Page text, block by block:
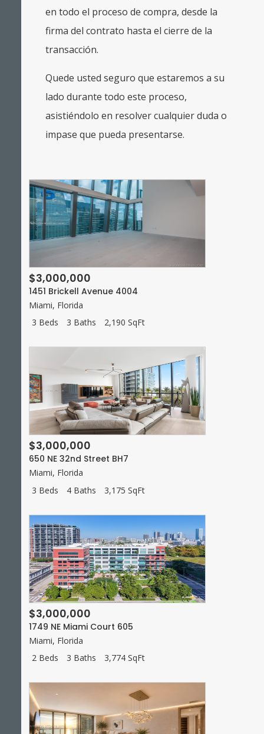
en todo el proceso de compra, desde la
firma del contrato hasta el cierre de la
transacción.
Quede usted seguro que estaremos a su
lado durante todo este proceso,
asistiéndolo en resolver cualquier duda o
impase que pueda presentarse.
$3,000,000
1451 Brickell Avenue 4004
Miami, Florida
3 Beds
3 Baths 2,190 SqFt
$3,000,000
650 NE 32nd Street BH7
Miami, Florida
3 Beds
4 Baths 3,175 SqFt
$3,000,000
1749 NE Miami Court 605
Miami, Florida
2 Beds
3 Baths 3,774 SqFt